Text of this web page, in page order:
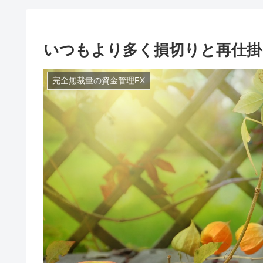
いつもより多く損切りと再仕
完全無裁量の資金管理FX